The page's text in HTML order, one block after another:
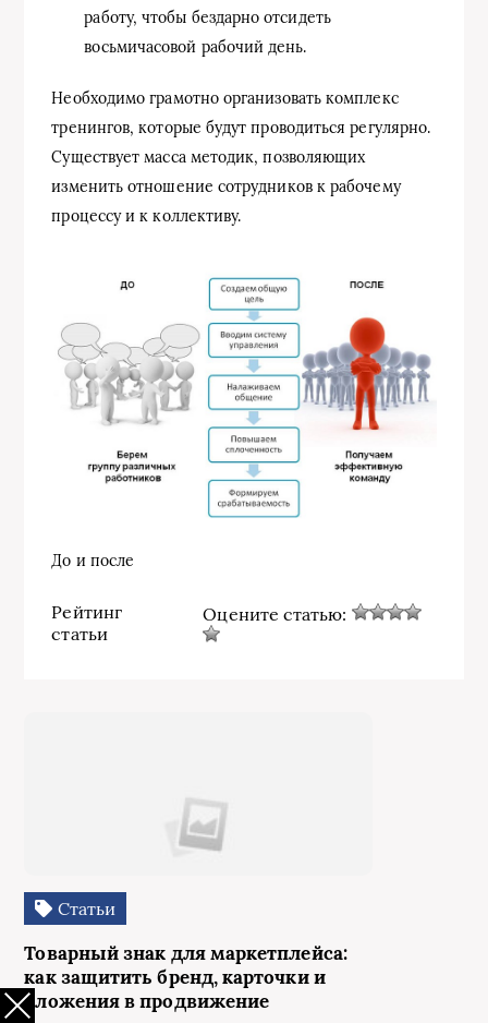
работу, чтобы бездарно отсидеть
восьмичасовой рабочий день.
Необходимо грамотно организовать комплекс
тренингов, которые будут проводиться регулярно.
Существует масса методик, позволяющих
изменить отношение сотрудников к рабочему
процессу и к коллективу.
До и после
Рейтинг
статьи
Оцените статью:
Статьи
Товарный знак для маркетплейса:
как защитить бренд, карточки и
вложения в продвижение